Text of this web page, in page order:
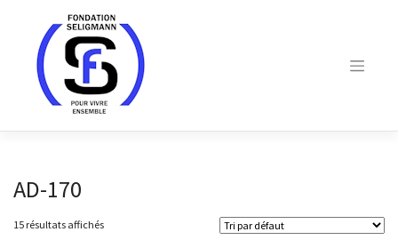
AD-170
15 résultats affichés